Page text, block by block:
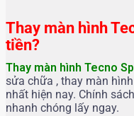
Thay màn hình
tiền?
Thay màn hình Tecno
sửa chữa , thay màn
nhất hiện nay. Chính
nhanh chóng lấy ngay.